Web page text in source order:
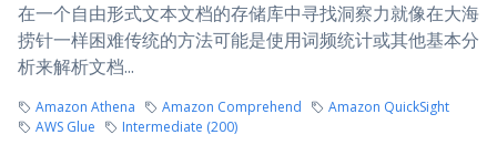
在一个自由形式文本文档的存储库中寻找洞察力就像在大海
捞针一样困难传统的方法可能是使用词频统计或其他基本分
析来解析文档...
Amazon Athena Amazon Comprehend
Amazon QuickSight
AWS Glue
Intermediate (200)